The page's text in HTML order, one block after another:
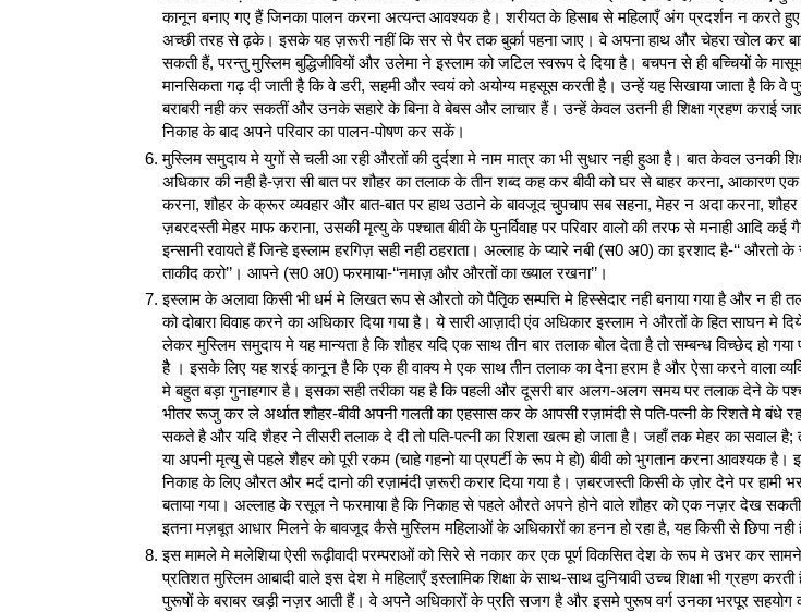
कानून बनाए गए हैं जिनका पालन करना अत्यन्त आवश्यक है। शरीयत के हिसाब से महिलाएँ अंग प्रदर्शन न करते
अच्छी तरह से ढ़के। इसके यह ज़रूरी नहीं कि सर से पैर तक बुर्का पहना जाए। वे अपना हाथ और चेहरा खोल कर
सकती हैं, परन्तु मुस्लिम बुद्धिजीवियों और उलेमा ने इस्लाम को जटिल स्वरूप दे दिया है। बचपन से ही बच्चियों के
मानसिकता गढ़ दी जाती है कि वे डरी, सहमी और स्वयं को अयोग्य महसूस करती है। उन्हें यह सिखाया जाता है कि वे
बराबरी नही कर सकतीं और उनके सहारे के बिना वे बेबस और लाचार हैं। उन्हें केवल उतनी ही शिक्षा ग्रहण कराई
निकाह के बाद अपने परिवार का पालन-पोषण कर सकें।
मुस्लिम समुदाय मे युगों से चली आ रही औरतों की दुर्दशा मे नाम मात्र का भी सुधार नही हुआ है। बात केवल उनकी
अधिकार की नही है-ज़रा सी बात पर शौहर का तलाक के तीन शब्द कह कर बीवी को घर से बाहर करना, आकारण
करना, शौहर के क्रूर व्यवहार और बात-बात पर हाथ उठाने के बावजूद चुपचाप सब सहना, मेहर न अदा करना,
ज़बरदस्ती मेहर माफ कराना, उसकी मृत्यु के पश्चात बीवी के पुनर्विवाह पर परिवार वालो की तरफ से मनाही आदि कई
इन्सानी रवायते हैं जिन्हे इस्लाम हरगिज़ सही नही ठहराता। अल्लाह के प्यारे नबी (स0 अ0) का इरशाद है-‘‘ औरतो के
ताकीद करो’’। आपने (स0 अ0) फरमाया-‘‘नमाज़ और औरतों का ख्याल रखना’’।
इस्लाम के अलावा किसी भी धर्म मे लिखत रूप से औरतो को पैतिृक सम्पत्ति मे हिस्सेदार नही बनाया गया है और न ही
को दोबारा विवाह करने का अधिकार दिया गया है। ये सारी आज़ादी एंव अधिकार इस्लाम ने औरतों के हित साघन मे
लेकर मुस्लिम समुदाय मे यह मान्यता है कि शौहर यदि एक साथ तीन बार तलाक बोल देता है तो सम्बन्ध विच्छेद हो
हैै । इसके लिए यह शरई कानून है कि एक ही वाक्य मे एक साथ तीन तलाक का देना हराम है और ऐसा करने वाला
मे बहुत बड़ा गुनाहगार है। इसका सही तरीका यह है कि पहली और दूसरी बार अलग-अलग समय पर तलाक देने के
भीतर रूजु कर ले अर्थात शौहर-बीवी अपनी गलती का एहसास कर के आपसी रज़ामंदी से पति-पत्नी के रिशते मे बंधे
सकते है और यदि शैहर ने तीसरी तलाक दे दी तो पति-पत्नी का रिशता खत्म हो जाता है। जहाँ तक मेहर का सवाल
या अपनी मृत्यु से पहले शैहर को पूरी रकम (चाहे गहनो या प्रपर्टी के रूप मे हो) बीवी को भुगतान करना आवश्यक है।
निकाह के लिए औरत और मर्द दानो की रज़ामंदी ज़रूरी करार दिया गया है। ज़बरजस्ती किसी के ज़ोर देने पर हामी
बताया गया। अल्लाह के रसूल ने फरमाया है कि निकाह से पहले औरते अपने होने वाले शौहर को एक नज़र देख
इतना मज़बूत आधार मिलने के बावजूद कैसे मुस्लिम महिलाओं के अधिकारों का हनन हो रहा है, यह किसी से छिपा नही
इस मामले मे मलेशिया ऐसी रूढ़ीवादी परम्पराओं को सिरे से नकार कर एक पूर्ण विकसित देश के रूप मे उभर कर
प्रतिशत मुस्लिम आबादी वाले इस देश मे महिलाएँ इस्लामिक शिक्षा के साथ-साथ दुनियावी उच्च शिक्षा भी ग्रहण
पुरूषों के बराबर खड़ी नज़र आती हैं। वे अपने अधिकारों के प्रति सजग है और इसमे पुरूष वर्ग उनका भरपूर सहयोग